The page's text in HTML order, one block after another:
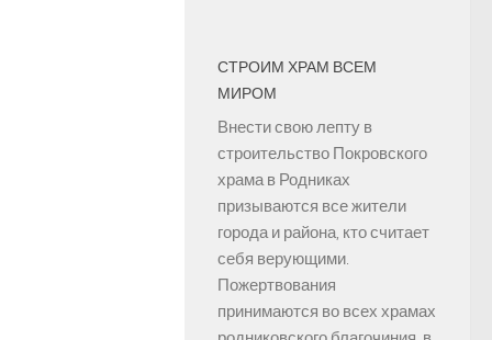
СТРОИМ ХРАМ ВСЕМ
МИРОМ
Внести свою лепту в
строительство Покровского
храма в Родниках
призываются все жители
города и района, кто считает
себя верующими.
Пожертвования
принимаются во всех храмах